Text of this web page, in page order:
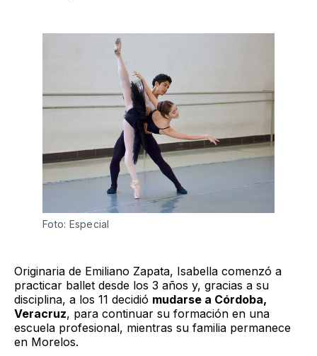
Foto: Especial
Originaria de Emiliano Zapata, Isabella comenzó a
practicar ballet desde los 3 años y, gracias a su
disciplina, a los 11 decidió mudarse a Córdoba,
Veracruz, para continuar su formación en una
escuela profesional, mientras su familia permanece
en Morelos.